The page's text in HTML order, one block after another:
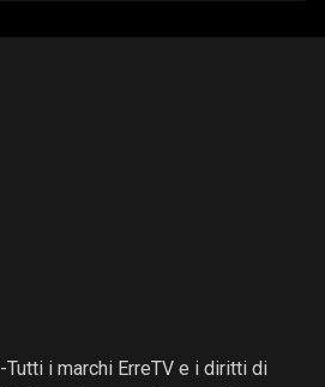
-Tutti i marchi ErreTV e i diritti di